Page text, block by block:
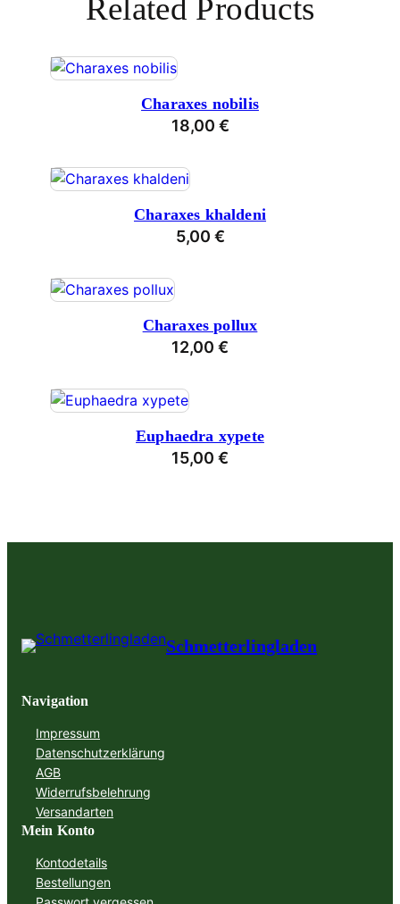
Related Products
Charaxes nobilis
18,00 €
Charaxes khaldeni
5,00 €
Charaxes pollux
12,00 €
Euphaedra xypete
15,00 €
Schmetterlingladen
Navigation
Impressum
Datenschutzerklärung
AGB
Widerrufsbelehrung
Versandarten
Mein Konto
Kontodetails
Bestellungen